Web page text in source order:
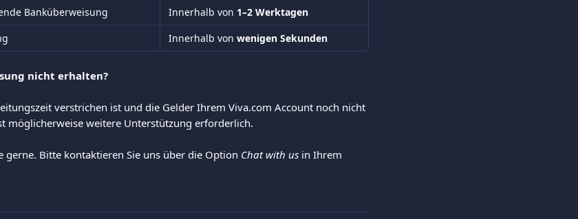
Banküberweisung
Innerhalb von 1–2 Werktagen
Innerhalb von wenigen Sekunden
nicht erhalten?
verstrichen ist und die Gelder Ihrem Viva.com Account noch nicht
möglicherweise weitere Unterstützung erforderlich.
gerne. Bitte kontaktieren Sie uns über die Option Chat with us in Ihrem